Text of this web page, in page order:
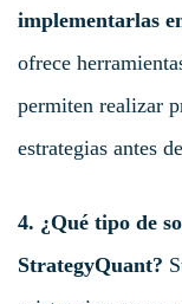
implementarlas
ofrece
permiten realizar
estrategias antes
4. ¿Qué tipo de
StrategyQuant?